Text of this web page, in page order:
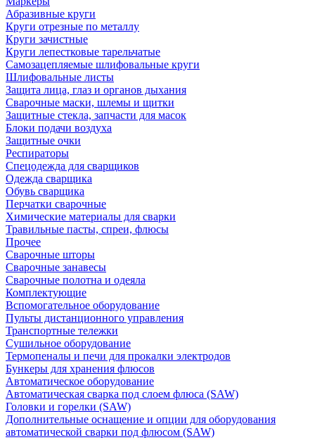
Абразивные круги
Круги отрезные по металлу
Круги зачистные
Круги лепестковые тарельчатые
Самозацепляемые шлифовальные круги
Шлифовальные листы
Защита лица, глаз и органов дыхания
Сварочные маски, шлемы и щитки
Защитные стекла, запчасти для масок
Блоки подачи воздуха
Защитные очки
Респираторы
Спецодежда для сварщиков
Одежда сварщика
Обувь сварщика
Перчатки сварочные
Химические материалы для сварки
Травильные пасты, спреи, флюсы
Прочее
Сварочные шторы
Сварочные занавесы
Сварочные полотна и одеяла
Комплектующие
Вспомогательное оборудование
Пульты дистанционного управления
Транспортные тележки
Сушильное оборудование
Термопеналы и печи для прокалки электродов
Бункеры для хранения флюсов
Автоматическое оборудование
Автоматическая сварка под слоем флюса (SAW)
Головки и горелки (SAW)
Дополнительные оснащение и опции для оборудования
автоматической сварки под флюсом (SAW)